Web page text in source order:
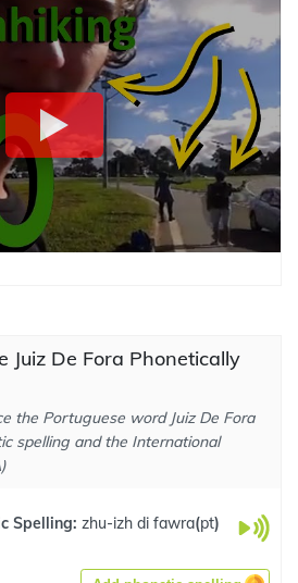
Juiz De Fora Phonetically
the Portuguese word Juiz De Fora
spelling and the International
Spelling: zhu-izh di fawra(pt)